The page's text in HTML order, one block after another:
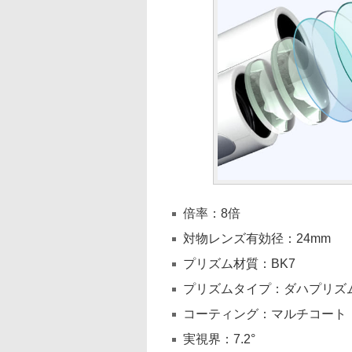
倍率：8倍
対物レンズ有効径：24mm
プリズム材質：BK7
プリズムタイプ：ダハプリズ
コーティング：マルチコート
実視界：7.2°